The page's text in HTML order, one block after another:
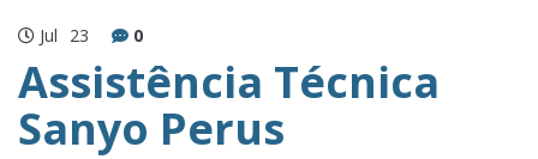
Jul 23 0
Assistência Técnica
Sanyo Perus